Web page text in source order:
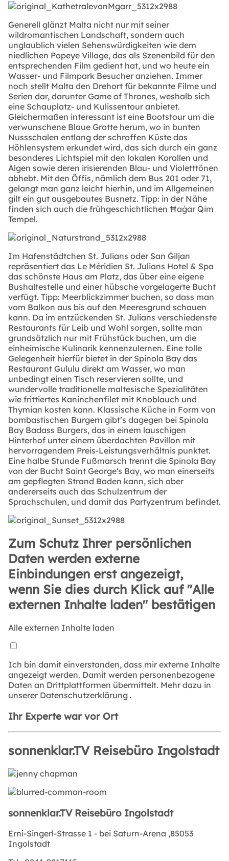
Generell glänzt Malta nicht nur mit seiner
wildromantischen Landschaft, sondern auch
unglaublich vielen Sehenswürdigkeiten wie dem
niedlichen Popeye Village, das als Szenenbild für den
entsprechenden Film gedient hat, und wo heute ein
Wasser- und Filmpark Besucher anziehen. Immer
noch stellt Malta den Drehort für bekannte Filme und
Serien dar, darunter Game of Thrones, weshalb sich
eine Schauplatz- und Kulissentour anbietet.
Gleichermaßen interessant ist eine Bootstour um die
verwunschene Blaue Grotte herum, wo in bunten
Nussschalen entlang der schroffen Küste das
Höhlensystem erkundet wird, das sich durch ein ganz
besonderes Lichtspiel mit den lokalen Korallen und
Algen sowie deren irisierenden Blau- und Violetttönen
abhebt. Mit den Öffis, nämlich dem Bus 201 oder 71,
gelangt man ganz leicht hierhin, und im Allgemeinen
gilt ein gut ausgebautes Busnetz. Tipp: in der Nähe
finden sich auch die frühgeschichtlichen Ħaġar Qim
Tempel.
Im Hafenstädtchen St. Julians oder San Ġiljan
repräsentiert das Le Méridien St. Julians Hotel & Spa
das schönste Haus am Platz, das über eine eigene
Bushaltestelle und einer hübsche vorgelagerte Bucht
verfügt. Tipp: Meerblickzimmer buchen, so dass man
vom Balkon aus bis auf den Meeresgrund schauen
kann. Da im entzückenden St. Julians verschiedenste
Restaurants für Leib und Wohl sorgen, sollte man
grundsätzlich nur mit Frühstück buchen, um die
einheimische Kulinarik kennenzulernen. Eine tolle
Gelegenheit hierfür bietet in der Spinola Bay das
Restaurant Gululu direkt am Wasser, wo man
unbedingt einen Tisch reservieren sollte, und
wundervolle traditionelle maltesische Spezialitäten
wie frittiertes Kaninchenfilet mit Knoblauch und
Thymian kosten kann. Klassische Küche in Form von
bombastischen Burgern gibt’s dagegen bei Spinola
Bay Badass Burgers, das in einem lauschigen
Hinterhof unter einem überdachten Pavillon mit
hervorragendem Preis-Leistungsverhältnis punktet.
Eine halbe Stunde Fußmarsch trennt die Spinola Bay
von der Bucht Saint George‘s Bay, wo man einerseits
am gepflegten Strand Baden kann, sich aber
andererseits auch das Schulzentrum der
Sprachschulen, und damit das Partyzentrum befindet.
Zum Schutz Ihrer persönlichen
Daten werden externe
Einbindungen erst angezeigt,
wenn Sie dies durch Klick auf "Alle
externen Inhalte laden" bestätigen
Alle externen Inhalte laden
Ich bin damit einverstanden, dass mir externe Inhalte
angezeigt werden. Damit werden personenbezogene
Daten an Drittplattformen übermittelt. Mehr dazu in
unserer Datenschutzerklärung .
Ihr Experte war vor Ort
sonnenklar.TV Reisebüro Ingolstadt
sonnenklar.TV Reisebüro Ingolstadt
Erni-Singerl-Strasse 1 - bei Saturn-Arena ,85053
Ingolstadt